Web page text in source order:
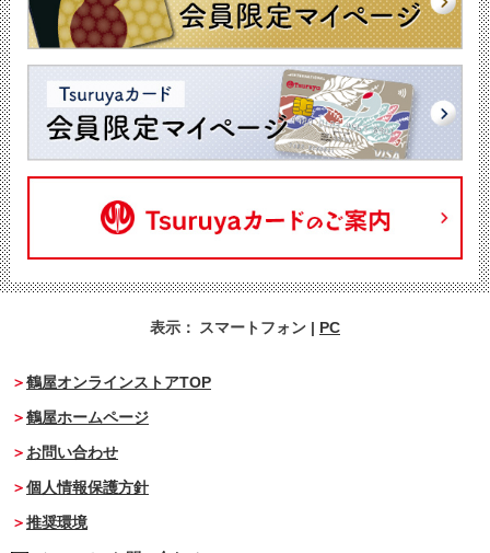
表示： スマートフォン | PC
鶴屋オンラインストアTOP
鶴屋ホームページ
お問い合わせ
個人情報保護方針
推奨環境